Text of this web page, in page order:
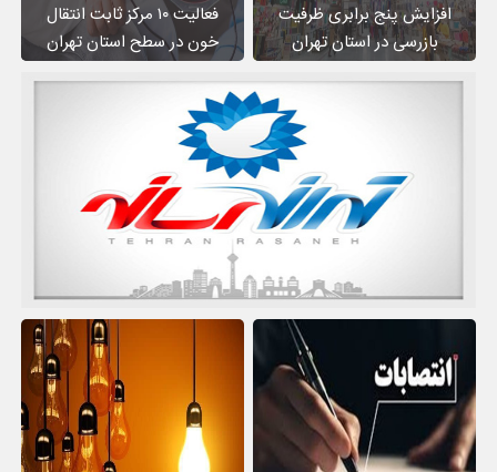
افزایش پنج برابری ظرفیت
بازرسی در استان تهران
فعالیت ۱۰ مرکز ثابت انتقال
خون در سطح استان تهران